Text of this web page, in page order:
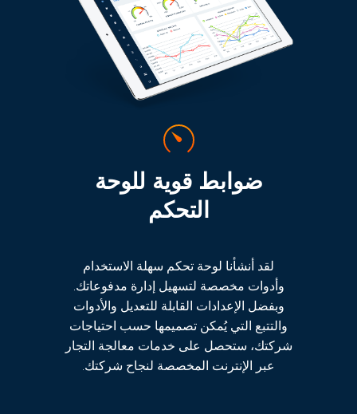
ضوابط قوية للوحة
التحكم
لقد أنشأنا لوحة تحكم سهلة الاستخدام
وأدوات مخصصة لتسهيل إدارة مدفوعاتك.
وبفضل الإعدادات القابلة للتعديل والأدوات
والتتبع التي يُمكن تصميمها حسب احتياجات
شركتك، ستحصل على خدمات معالجة التجار
عبر الإنترنت المخصصة لنجاح شركتك.